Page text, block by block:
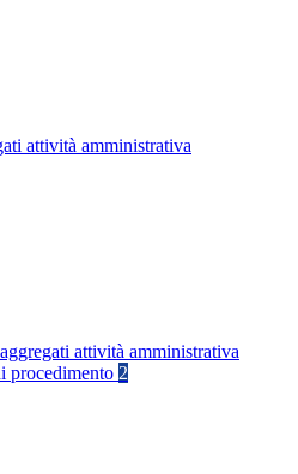
attività amministrativa
attività amministrativa
procedimento 2